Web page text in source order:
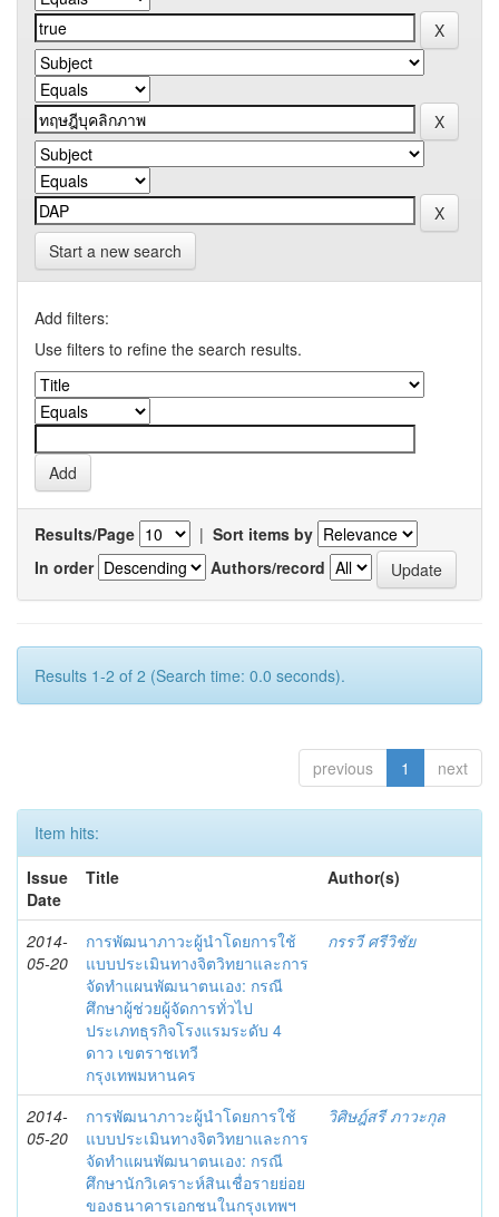
Start a new search
Add filters:
Use filters to refine the search results.
Results/Page | Sort items by
In order
Authors/record
Results 1-2 of 2 (Search time: 0.0 seconds).
previous 1 next
Item hits:
Issue
Date
Title Author(s)
2014-
05-20
การพัฒนาภาวะผู้นำโดยการใช้
แบบประเมินทางจิตวิทยาและการ
จัดทำแผนพัฒนาตนเอง: กรณี
ศึกษาผู้ช่วยผู้จัดการทั่วไป
ประเภทธุรกิจโรงแรมระดับ 4
ดาว เขตราชเทวี
กรุงเทพมหานคร
กรรวี ศรีวิชัย
2014-
05-20
การพัฒนาภาวะผู้นำโดยการใช้
แบบประเมินทางจิตวิทยาและการ
จัดทำแผนพัฒนาตนเอง: กรณี
ศึกษานักวิเคราะห์สินเชื่อรายย่อย
ของธนาคารเอกชนในกรุงเทพฯ
วิศิษฎ์สรี ภาวะกุล